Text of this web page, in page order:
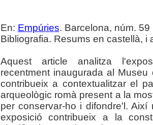
En: Empúries. Barcelona, núm.
Bibliografia. Resums en castellà, i
Aquest article analitza
recentment inaugurada al
contribueix a contextualitzar el
arqueològic romà present a la
per conservar-ho i difondre'l.
exposició contribueix a la